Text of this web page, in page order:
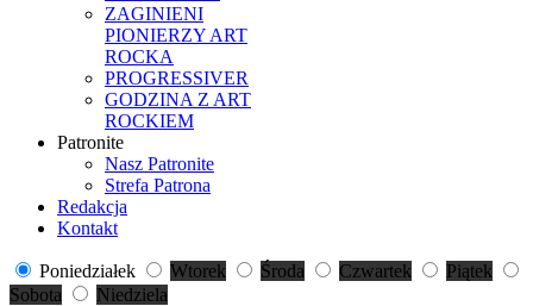
ZAGINIENI
PIONIERZY ART
ROCKA
PROGRESSIVER
GODZINA Z ART
ROCKIEM
Patronite
Nasz Patronite
Strefa Patrona
Redakcja
Kontakt
Poniedziałek Wtorek Środa Czwartek
Piątek
Sobota
Niedziela